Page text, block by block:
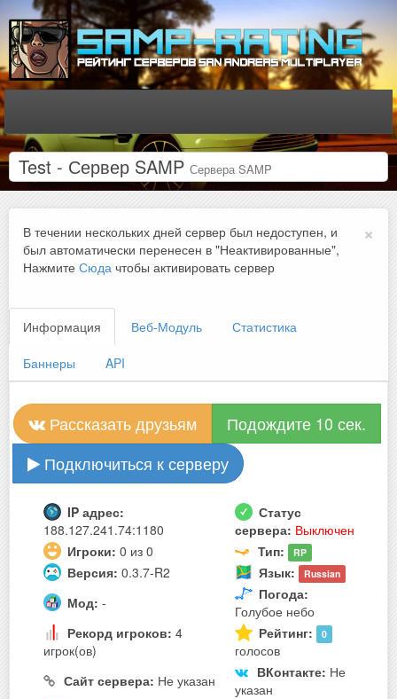
Test - Сервер SAMP Сервера SAMP
×
В течении нескольких дней сервер был недоступен, и
был автоматически перенесен в "Неактивированные",
Нажмите Сюда чтобы активировать сервер
Информация Веб-Модуль Статистика
Баннеры API
Рассказать друзьям
Подождите 10 сек.
Подключиться к серверу
IP адрес:
188.127.241.74:1180
Статус
сервера: Выключен
Игроки: 0 из 0 Тип: RP
Версия: 0.3.7-R2 Язык: Russian
Мод: -
Погода:
Голубое небо
Рекорд игроков: 4
игрок(ов)
Рейтинг: 0
голосов
Сайт сервера: Не указан ВКонтакте: Не
указан